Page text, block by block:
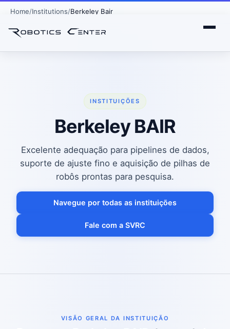
Home Institutions Berkeley Bair
INSTITUIÇÕES
Berkeley BAIR
Excelente adequação para pipelines de dados,
suporte de ajuste fino e aquisição de pilhas de
robôs prontas para pesquisa.
Navegue por todas as instituições
Fale com a SVRC
VISÃO GERAL DA INSTITUIÇÃO